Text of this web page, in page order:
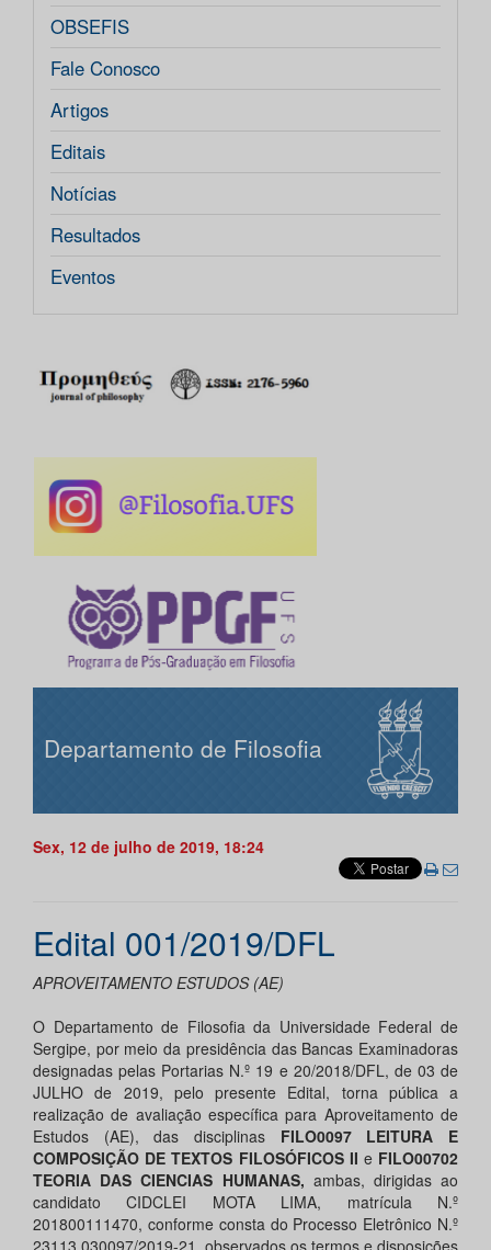
OBSEFIS
Fale Conosco
Artigos
Editais
Notícias
Resultados
Eventos
Departamento de Filosofia
Sex, 12 de julho de 2019, 18:24
Edital 001/2019/DFL
APROVEITAMENTO ESTUDOS (AE)
O Departamento de Filosofia da Universidade Federal de
Sergipe, por meio da presidência das Bancas Examinadoras
designadas pelas Portarias N.º 19 e 20/2018/DFL, de 03 de
JULHO de 2019, pelo presente Edital, torna pública a
realização de avaliação específica para Aproveitamento de
Estudos (AE), das disciplinas FILO0097 LEITURA E
COMPOSIÇÃO DE TEXTOS FILOSÓFICOS II e FILO00702
TEORIA DAS CIENCIAS HUMANAS, ambas, dirigidas ao
candidato CIDCLEI MOTA LIMA, matrícula N.º
201800111470, conforme consta do Processo Eletrônico N.º